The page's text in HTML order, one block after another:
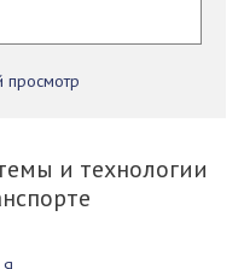
просмотр
и технологии